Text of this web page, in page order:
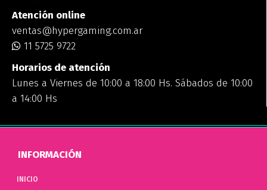
Atención online
ventas@hypergaming.com.ar
11 5725 9722
Horarios de atención
Lunes a Viernes de 10:00 a 18:00 Hs. Sábados de 10:00
a 14:00 Hs
INFORMACIÓN
INICIO